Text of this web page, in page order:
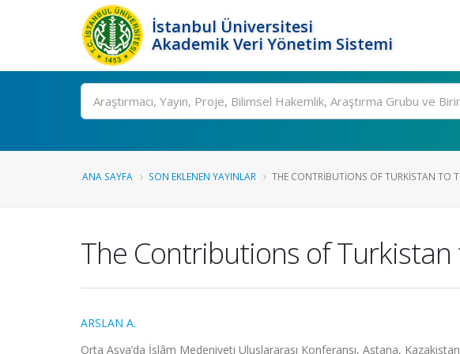
İstanbul Üniversitesi
Akademik Veri Yönetim Sistemi
Ara
ANA SAYFA SON EKLENEN YAYINLAR THE CONTRIBUTIONS OF TURKISTAN TO
The Contributions of
ARSLAN A.
Orta Asya’da İslâm Medeniyeti Uluslararası Konferansı, Astana,